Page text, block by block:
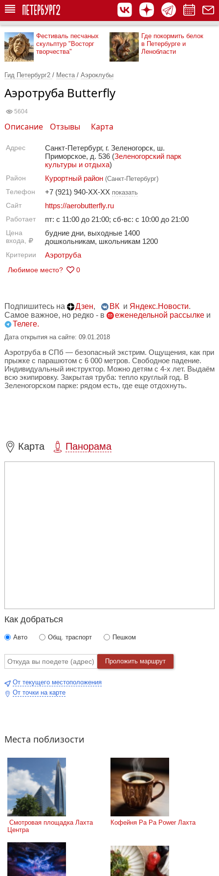
Фестиваль песчаных
скульптур "Восторг
творчества"
Где покормить белок
в Петербурге и
Ленобласти
Гид Петербург2 / Места / Аэроклубы
Аэротруба Butterfly
5604
Описание Отзывы Карта
Адрес
Санкт-Петербург, г. Зеленогорск, ш.
Приморское, д. 536 (Зеленогорский парк
культуры и отдыха)
Район Курортный район (Санкт-Петербург)
Телефон +7 (921) 940-XX-XX показать
Сайт https://aerobutterfly.ru
Работает пт: с 11:00 до 21:00; сб-вс: с 10:00 до 21:00
Цена
входа,
будние дни, выходные 1400
дошкольникам, школьникам 1200
Критерии Аэротруба
Любимое место? 0
Подпишитесь на Дзен, ВК и Яндекс.Новости.
Самое важное, но редко - в
еженедельной рассылке и
Телеге.
Дата открытия на сайте: 09.01.2018
Аэротруба в СПб — безопасный экстрим. Ощущения, как при
прыжке с парашютом с 6 000 метров. Свободное падение.
Индивидуальный инструктор. Можно детям с 4-х лет. Выдаём
всю экипировку. Закрытая труба: тепло круглый год. В
Зеленогорском парке: рядом есть, где еще отдохнуть.
Карта Панорама
Как добраться
Авто Общ. траспорт Пешком
Проложить маршрут
От текущего местоположения
От точки на карте
Места поблизости
Центра
Кофейня Pa Pa Power Лахта